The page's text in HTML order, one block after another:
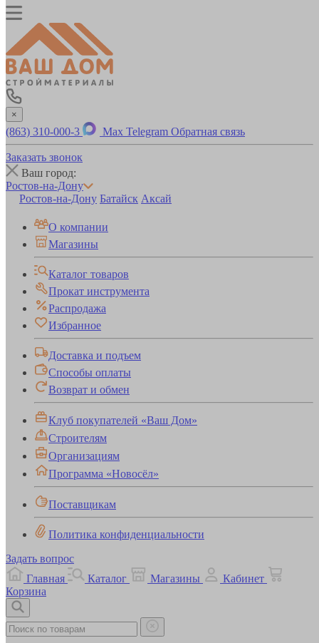
×
(863) 310-000-3 Max Telegram Обратная связь
Заказать звонок
Ваш город:
Ростов-на-Дону
Ростов-на-Дону Батайск Аксай
О компании
Магазины
Каталог товаров
Прокат инструмента
Распродажа
Избранное
Доставка и подъем
Способы оплаты
Возврат и обмен
Клуб покупателей «Ваш Дом»
Строителям
Организациям
Программа «Новосёл»
Поставщикам
Политика конфиденциальности
Задать вопрос
Главная
Каталог Магазины
Кабинет
Корзина